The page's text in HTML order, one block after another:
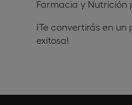
Farmacia y Nutrición
¡Te convertirás en
exitosa!